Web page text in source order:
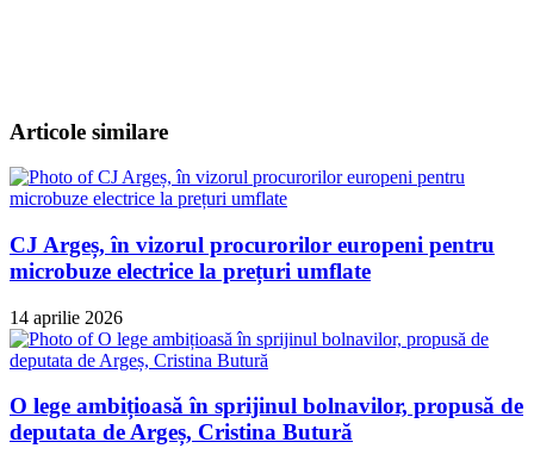
Articole similare
CJ Argeș, în vizorul procurorilor europeni pentru
microbuze electrice la prețuri umflate
14 aprilie 2026
O lege ambițioasă în sprijinul bolnavilor, propusă de
deputata de Argeș, Cristina Butură